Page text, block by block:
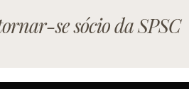
se sócio da SPSC